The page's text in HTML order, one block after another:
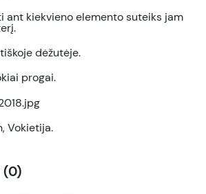
ant kiekvieno elemento suteiks jam
dėžutėje.
progai.
Vokietija.
(0)